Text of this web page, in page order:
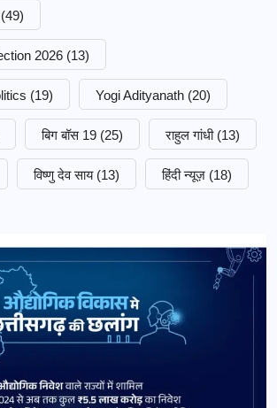
(49)
2026 (13)
(19) Yogi Adityanath (20)
बिग बॉस 19 (25) राहुल गांधी (13)
विष्णु देव साय (13) हिंदी न्यूज़ (18)